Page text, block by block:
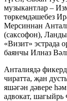
музыкантлар –
төркемдәшебез
Мерсиннан
(саксофон),
«Визит» эстрада
баянчы Илназ
Анталиядә
чиратта, җан
яшәгән дәвере
адвокат,